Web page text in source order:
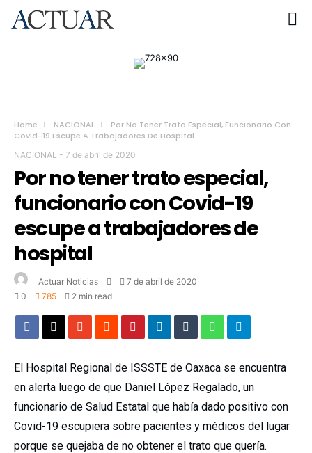
Home NACIONAL
Por No Tener Trato Especial, Funcionario Con
Covid-19 Escupe A Trabajadores De Hospital
NACIONAL - 7 de abril de 2020
Por no tener trato especial,
funcionario con Covid-19
escupe a trabajadores de
hospital
Actuar Noticias
7 de abril de 2020
0
785 2 min read
El Hospital Regional de ISSSTE de Oaxaca se encuentra
en alerta luego de que Daniel López Regalado, un
funcionario de Salud Estatal que había dado positivo con
Covid-19 escupiera sobre pacientes y médicos del lugar
porque se quejaba de no obtener el trato que quería.